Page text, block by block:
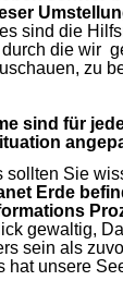
sind die
die wir
zu
sind für
sollten Sie
Erde
gewaltig,
sein als
hat unsere